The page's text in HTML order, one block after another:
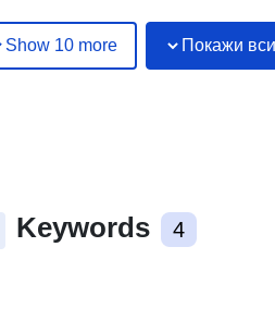
Show 10 more Покажи
Keywords 4